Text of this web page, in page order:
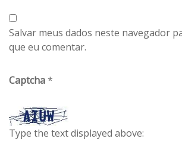
Salvar meus dados neste navegador
que eu comentar.
Captcha*
Type the text displayed above: